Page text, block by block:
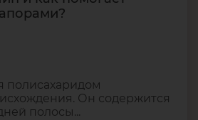
полисахаридом
Он содержится
полосы...